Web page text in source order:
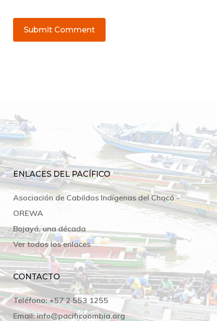
ENLACES DEL PACÍFICO
Asociación de Cabildos Indígenas del Chocó -
OREWA
Bojayá, una década
Ver todos los enlaces
CONTACTO
Teléfono:+57 2 553 1255
Email: info@pacificoombia.org